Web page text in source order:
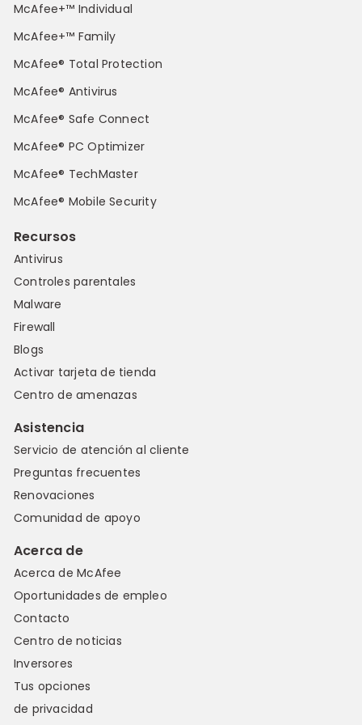
McAfee+™ Individual
McAfee+™ Family
McAfee® Total Protection
McAfee® Antivirus
McAfee® Safe Connect
McAfee® PC Optimizer
McAfee® TechMaster
McAfee® Mobile Security
Recursos
Antivirus
Controles parentales
Malware
Firewall
Blogs
Activar tarjeta de tienda
Centro de amenazas
Asistencia
Servicio de atención al cliente
Preguntas frecuentes
Renovaciones
Comunidad de apoyo
Acerca de
Acerca de McAfee
Oportunidades de empleo
Contacto
Centro de noticias
Inversores
Tus opciones
de privacidad